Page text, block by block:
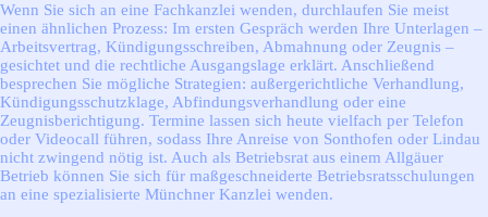
Wenn Sie sich an eine Fachkanzlei wenden, durchlaufen Sie meist
einen ähnlichen Prozess: Im ersten Gespräch werden Ihre Unterlagen –
Arbeitsvertrag, Kündigungsschreiben, Abmahnung oder Zeugnis –
gesichtet und die rechtliche Ausgangslage erklärt. Anschließend
besprechen Sie mögliche Strategien: außergerichtliche Verhandlung,
Kündigungsschutzklage, Abfindungsverhandlung oder eine
Zeugnisberichtigung. Termine lassen sich heute vielfach per Telefon
oder Videocall führen, sodass Ihre Anreise von Sonthofen oder Lindau
nicht zwingend nötig ist. Auch als Betriebsrat aus einem Allgäuer
Betrieb können Sie sich für maßgeschneiderte Betriebsratsschulungen
an eine spezialisierte Münchner Kanzlei wenden.